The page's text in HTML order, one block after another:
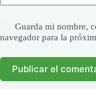
Guarda mi nombre,
navegador para la
Publicar el